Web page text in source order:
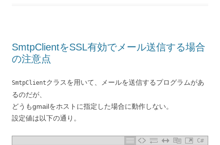
SmtpClientをSSL有効でメール送信する場合
の注意点
SmtpClientクラスを用いて、メールを送信するプログラムがあ
るのだが、
どうもgmailをホストに指定した場合に動作しない。
設定値は以下の通り。
C#